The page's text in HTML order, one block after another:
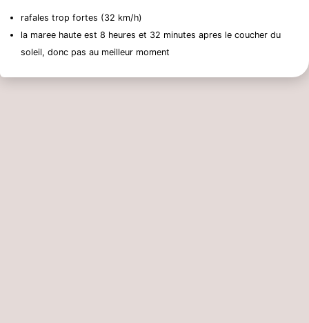
rafales trop fortes (32 km/h)
la maree haute est 8 heures et 32 minutes apres le coucher du
soleil, donc pas au meilleur moment